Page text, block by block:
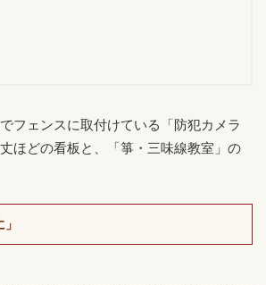
フェンスに取付けている「防犯カメラ
ほどの看板と、「箏・三味線教室」の